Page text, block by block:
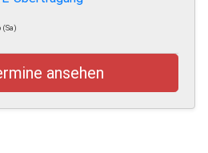
(Sa)
ansehen